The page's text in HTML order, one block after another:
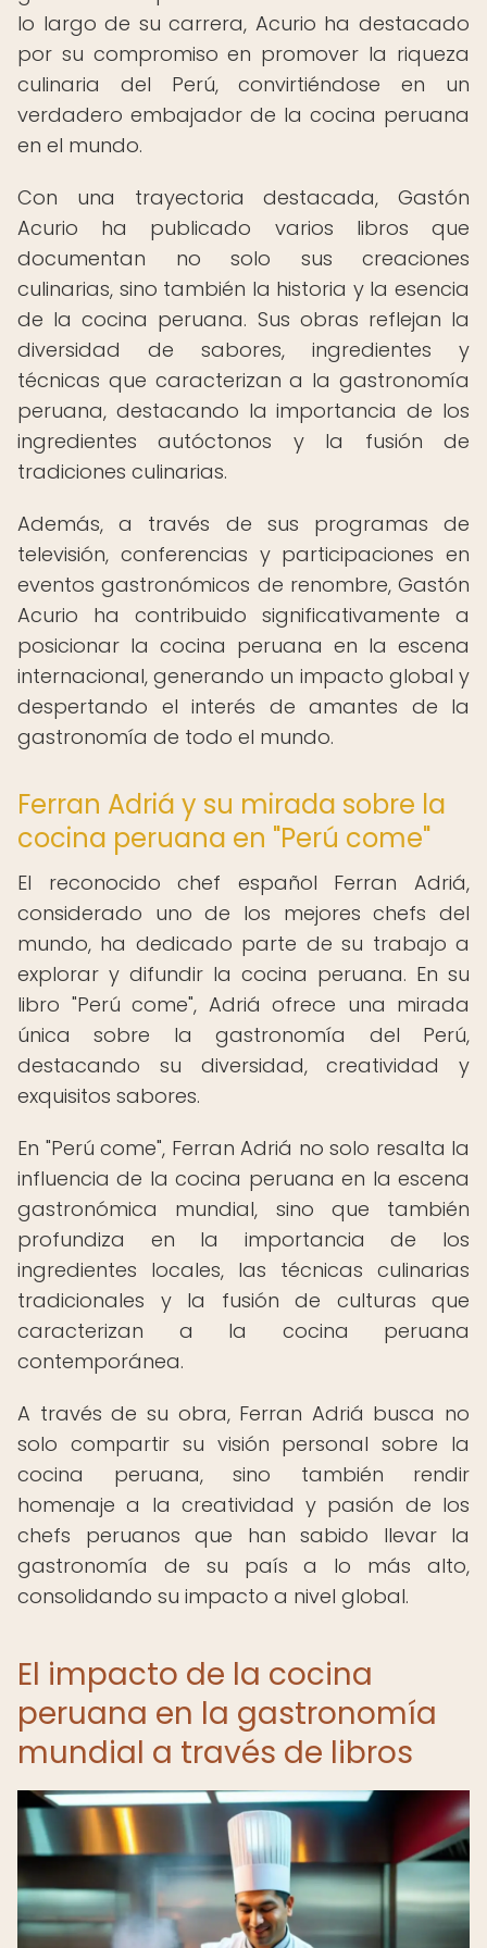
lo largo de su carrera, Acurio ha destacado
por su compromiso en promover la riqueza
culinaria del Perú, convirtiéndose en un
verdadero embajador de la cocina peruana
en el mundo.
Con una trayectoria destacada, Gastón
Acurio ha publicado varios libros que
documentan no solo sus creaciones
culinarias, sino también la historia y la esencia
de la cocina peruana. Sus obras reflejan la
diversidad de sabores, ingredientes y
técnicas que caracterizan a la gastronomía
peruana, destacando la importancia de los
ingredientes autóctonos y la fusión de
tradiciones culinarias.
Además, a través de sus programas de
televisión, conferencias y participaciones en
eventos gastronómicos de renombre, Gastón
Acurio ha contribuido significativamente a
posicionar la cocina peruana en la escena
internacional, generando un impacto global y
despertando el interés de amantes de la
gastronomía de todo el mundo.
Ferran Adriá y su mirada sobre la
cocina peruana en "Perú come"
El reconocido chef español Ferran Adriá,
considerado uno de los mejores chefs del
mundo, ha dedicado parte de su trabajo a
explorar y difundir la cocina peruana. En su
libro "Perú come", Adriá ofrece una mirada
única sobre la gastronomía del Perú,
destacando su diversidad, creatividad y
exquisitos sabores.
En "Perú come", Ferran Adriá no solo resalta la
influencia de la cocina peruana en la escena
gastronómica mundial, sino que también
profundiza en la importancia de los
ingredientes locales, las técnicas culinarias
tradicionales y la fusión de culturas que
caracterizan a la cocina peruana
contemporánea.
A través de su obra, Ferran Adriá busca no
solo compartir su visión personal sobre la
cocina peruana, sino también rendir
homenaje a la creatividad y pasión de los
chefs peruanos que han sabido llevar la
gastronomía de su país a lo más alto,
consolidando su impacto a nivel global.
El impacto de la cocina
peruana en la gastronomía
mundial a través de libros